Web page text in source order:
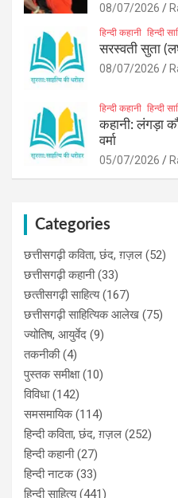
08/07/2026
हिन्दी कहानी हिन्दी
सरस्वती सुता
08/07/2026
हिन्दी कहानी हिन्दी
कहानी: लंगड़ा
वर्मा
05/07/2026
Categories
छत्तीसगढ़ी कविता, छंद, ग़ज़ल (52)
छत्तीसगढ़ी कहानी(33)
छत्‍तीसगढ़ी साहित्‍य(167)
छत्तीसगढ़ी साहित्यिक आलेख (75)
ज्योतिष, आयुर्वेद (9)
तकनीकी(4)
पुस्‍तक समीक्षा(10)
विविधा(142)
समसमायिक(114)
हिन्दी कविता, छंद, ग़ज़ल (252)
हिन्दी कहानी(27)
हिन्‍दी नाटक(33)
हिन्दी साहित्य(441)